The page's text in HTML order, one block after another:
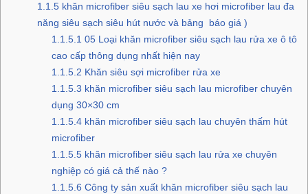
1.1.5khăn microfiber siêu sạch lau xe hơi microfiber lau đa
năng siêu sạch siêu hút nước và bảng báo giá )
1.1.5.1 05 Loại khăn microfiber siêu sạch lau rửa xe ô tô
cao cấp thông dụng nhất hiện nay
1.1.5.2 Khăn siêu sợi microfiber rửa xe
1.1.5.3 khăn microfiber siêu sạch lau microfiber chuyên
dụng 30×30 cm
1.1.5.4 khăn microfiber siêu sạch lau chuyên thấm hút
microfiber
1.1.5.5 khăn microfiber siêu sạch lau rửa xe chuyên
nghiệp có giá cả thế nào ?
1.1.5.6 Công ty sản xuất khăn microfiber siêu sạch lau